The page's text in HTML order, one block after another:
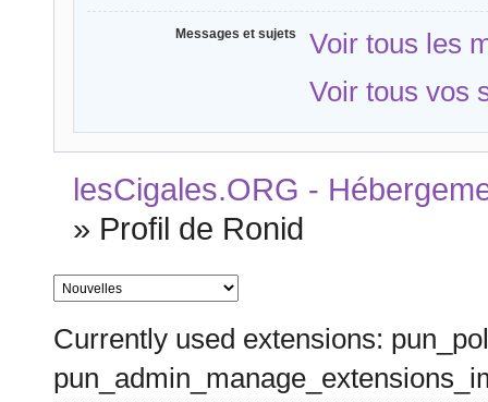
Messages et sujets
Voir tous les
Voir tous vos
lesCigales.ORG -
» Profil de Ronid
Currently used extensions: